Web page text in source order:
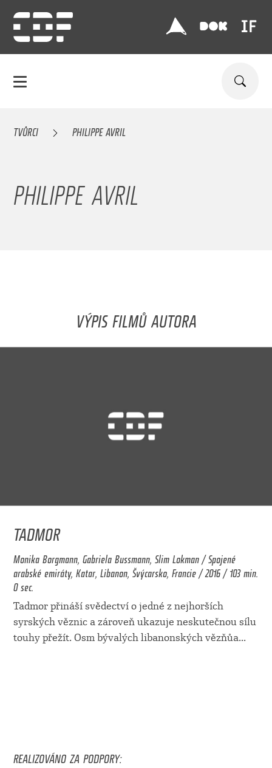
TVŮRCI PHILIPPE AVRIL
PHILIPPE AVRIL
VÝPIS FILMŮ AUTORA
TADMOR
Monika Borgmann, Gabriela Bussmann, Slim Lokman / Spojené
arabské emiráty, Katar, Libanon, Švýcarsko, Francie / 2016 / 103 min.
0 sec.
Tadmor přináší svědectví o jedné z nejhorších
syrských věznic a zároveň ukazuje neskutečnou sílu
touhy přežít. Osm bývalých libanonských vězňůa...
REALIZOVÁNO ZA PODPORY: